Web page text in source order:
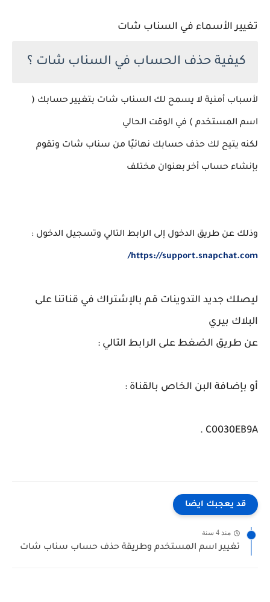
تغيير الأسماء في السناب شات
كيفية حذف الحساب في السناب شات ؟
لأسباب أمنية لا يسمح لك السناب شات بتغيير حسابك (
اسم المستخدم ) في الوقت الحالي
لكنه يتيح لك حذف حسابك نهائيًا من سناب شات وتقوم
بإنشاء حساب أخر بعنوان مختلف
وذلك عن طريق الدخول إلى الرابط التالي وتسجيل الدخول :
https://support.snapchat.com/
ليصلك جديد التدوينات قم بالإشتراك في قناتنا على
البلاك بيري
عن طريق الضغط على الرابط التالي :
أو بإضافة البن الخاص بالقناة :
C0030EB9A .
قد يعجبك ايضا
منذ 4 سنة
تغيير اسم المستخدم وطريقة حذف حساب سناب شات